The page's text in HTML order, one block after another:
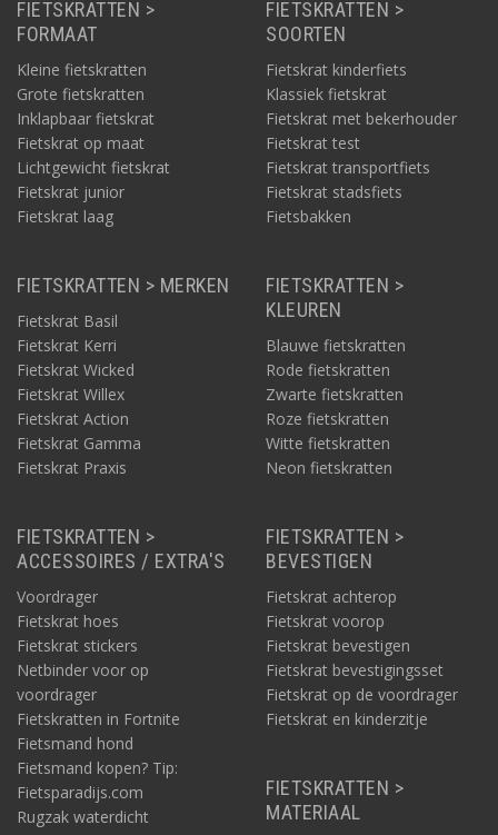
FIETSKRATTEN >
FORMAAT
Kleine fietskratten
Grote fietskratten
Inklapbaar fietskrat
Fietskrat op maat
Lichtgewicht fietskrat
Fietskrat junior
Fietskrat laag
FIETSKRATTEN >
SOORTEN
Fietskrat kinderfiets
Klassiek fietskrat
Fietskrat met bekerhouder
Fietskrat test
Fietskrat transportfiets
Fietskrat stadsfiets
Fietsbakken
FIETSKRATTEN > MERKEN
Fietskrat Basil
Fietskrat Kerri
Fietskrat Wicked
Fietskrat Willex
Fietskrat Action
Fietskrat Gamma
Fietskrat Praxis
FIETSKRATTEN >
KLEUREN
Blauwe fietskratten
Rode fietskratten
Zwarte fietskratten
Roze fietskratten
Witte fietskratten
Neon fietskratten
FIETSKRATTEN >
ACCESSOIRES / EXTRA'S
Voordrager
Fietskrat hoes
Fietskrat stickers
Netbinder voor op
voordrager
Fietskratten in Fortnite
Fietsmand hond
Fietsmand kopen? Tip:
Fietsparadijs.com
Rugzak waterdicht
FIETSKRATTEN >
BEVESTIGEN
Fietskrat achterop
Fietskrat voorop
Fietskrat bevestigen
Fietskrat bevestigingsset
Fietskrat op de voordrager
Fietskrat en kinderzitje
FIETSKRATTEN >
MATERIAAL